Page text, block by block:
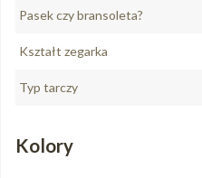
Pasek czy bransoleta?
Kształt zegarka
Typ tarczy
Kolory